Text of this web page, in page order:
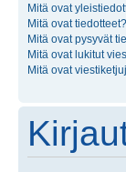
Mitä ovat
Mitä ovat tiedotteet?
Mitä ovat pysyvät
Mitä ovat lukitut
Mitä ovat